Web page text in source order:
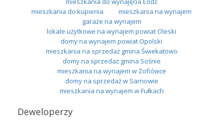
mieszkania do kupienia
mieszkania na wynajem
garaże na wynajem
lokale użytkowe na wynajem powiat Oleski
domy na wynajem powiat Opolski
mieszkania na sprzedaż gmina Świekatowo
domy na sprzedaż gmina Sośnie
mieszkania na wynajem w Zofiówce
domy na sprzedaż w Sarnowie
mieszkania na wynajem w Fułkach
Deweloperzy